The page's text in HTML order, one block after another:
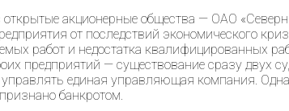
акционерные общества — ОАО
от последствий экономического
работ и недостатка квалифицированных
предприятий — существование сразу двух
единая управляющая компания.
банкротом.